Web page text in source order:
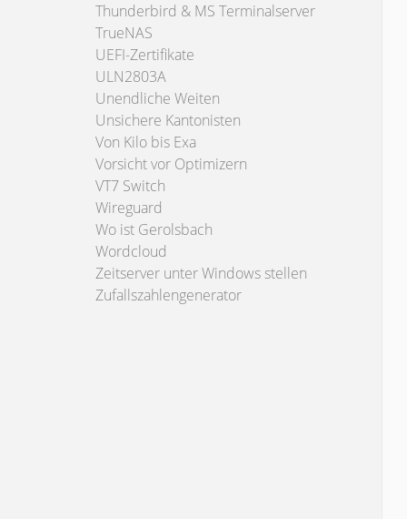
Thunderbird & MS Terminalserver
TrueNAS
UEFI-Zertifikate
ULN2803A
Unendliche Weiten
Unsichere Kantonisten
Von Kilo bis Exa
Vorsicht vor Optimizern
VT7 Switch
Wireguard
Wo ist Gerolsbach
Wordcloud
Zeitserver unter Windows stellen
Zufallszahlengenerator